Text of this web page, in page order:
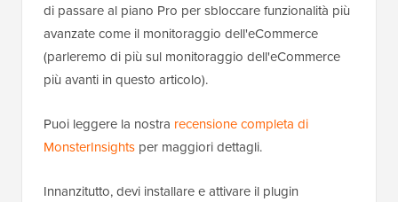
di passare al piano Pro per sbloccare funzionalità più
avanzate come il monitoraggio dell'eCommerce
(parleremo di più sul monitoraggio dell'eCommerce
più avanti in questo articolo).
Puoi leggere la nostra recensione completa di
MonsterInsights per maggiori dettagli.
Innanzitutto, devi installare e attivare il plugin